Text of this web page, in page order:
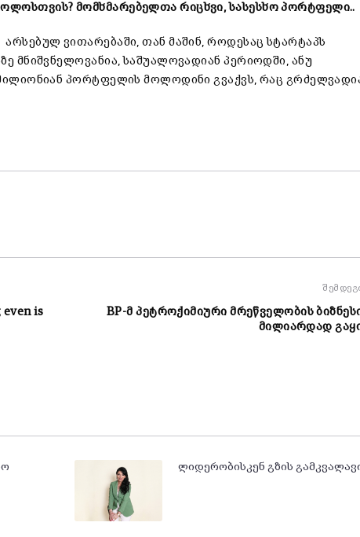
მომხმარებელთა რიცხვი, სასესხო პორტფელი..
ვითარებაში, თან მაშინ, როდესაც სტარტაპს
მნიშვნელოვანია, საშუალოვადიან პერიოდში, ანუ
პორტფელის მოლოდინი გვაქვს, რაც
even is
BP-მ პეტროქიმიური მრეწველობის
მილიარდად
ლიდერობისკენ გზის